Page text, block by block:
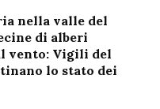
nella valle del
di alberi
vento: Vigili del
lo stato dei